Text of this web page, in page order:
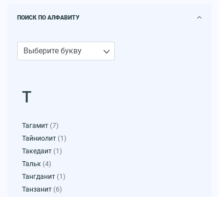
ПОИСК ПО АЛФАВИТУ
Т
Тагамит (7)
Тайниолит (1)
Такедаит (1)
Тальк (4)
Тангданит (1)
Танзанит (6)